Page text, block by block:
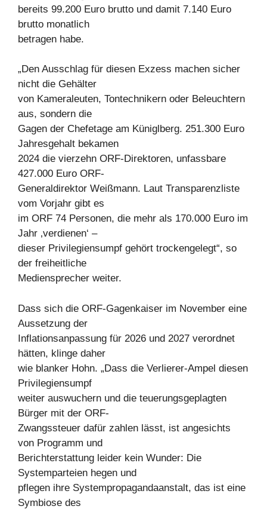
bereits 99.200 Euro brutto und damit 7.140 Euro
brutto monatlich
betragen habe.
„Den Ausschlag für diesen Exzess machen sicher
nicht die Gehälter
von Kameraleuten, Tontechnikern oder Beleuchtern
aus, sondern die
Gagen der Chefetage am Küniglberg. 251.300 Euro
Jahresgehalt bekamen
2024 die vierzehn ORF-Direktoren, unfassbare
427.000 Euro ORF-
Generaldirektor Weißmann. Laut Transparenzliste
vom Vorjahr gibt es
im ORF 74 Personen, die mehr als 170.000 Euro im
Jahr ‚verdienen‘ –
dieser Privilegiensumpf gehört trockengelegt“, so
der freiheitliche
Mediensprecher weiter.
Dass sich die ORF-Gagenkaiser im November eine
Aussetzung der
Inflationsanpassung für 2026 und 2027 verordnet
hätten, klinge daher
wie blanker Hohn. „Dass die Verlierer-Ampel diesen
Privilegiensumpf
weiter auswuchern und die teuerungsgeplagten
Bürger mit der ORF-
Zwangssteuer dafür zahlen lässt, ist angesichts
von Programm und
Berichterstattung leider kein Wunder: Die
Systemparteien hegen und
pflegen ihre Systempropagandaanstalt, das ist eine
Symbiose des